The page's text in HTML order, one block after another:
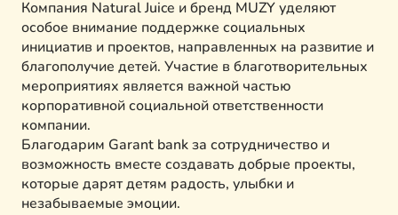
Компания Natural Juice и бренд MUZY уделяют
особое внимание поддержке социальных
инициатив и проектов, направленных на развитие и
благополучие детей. Участие в благотворительных
мероприятиях является важной частью
корпоративной социальной ответственности
компании.
Благодарим Garant bank за сотрудничество и
возможность вместе создавать добрые проекты,
которые дарят детям радость, улыбки и
незабываемые эмоции.